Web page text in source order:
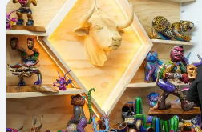
▪️𝙇𝙖 𝙩𝙚𝙘𝙣𝙤𝙡𝙤𝙜í𝙖 𝙮𝙖 𝙨𝙚
𝙥𝙖𝙘𝙞𝙚𝙣𝙩𝙚𝙨 𝙨𝙚𝙡𝙚𝙘𝙘𝙞𝙤𝙣𝙖𝙙𝙤𝙨. ...